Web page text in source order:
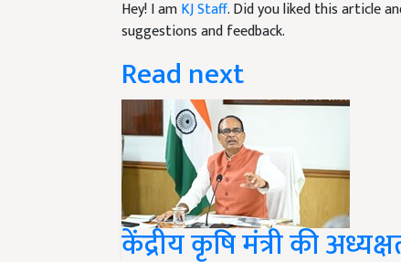
suggestions and feedback.
Read next
केंद्रीय कृषि मंत्री की